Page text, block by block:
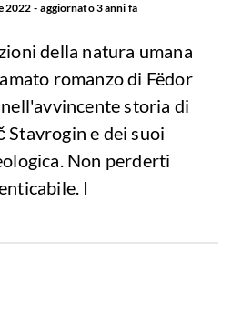
2022 aggiornato3 anni fa
della natura umana
romanzo di Fëdor
storia di
e dei suoi
Non perderti
I